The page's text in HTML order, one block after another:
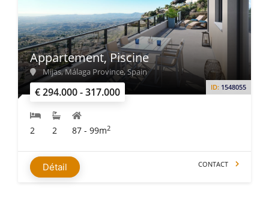
€ 294.000 - 317.000 ID: 1548055
Appartement, Piscine
Mijas, Málaga Province, Spain
2 2 87 - 99m2
Détail CONTACT